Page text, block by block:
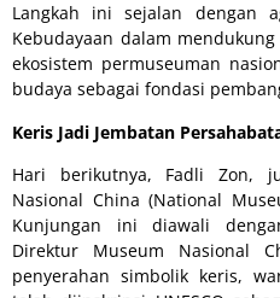
Langkah ini sejalan dengan
Kebudayaan dalam
ekosistem permuseuman
budaya sebagai fondasi
Keris Jadi Jembatan
Hari berikutnya, Fadli Zon,
Nasional China (National
Kunjungan ini diawali
Direktur Museum Nasional
penyerahan simbolik keris,